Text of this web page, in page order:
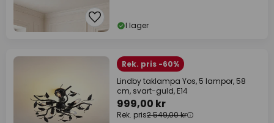
I lager
Rek. pris -60%
Lindby taklampa Yos, 5 lampor, 58
cm, svart-guld, E14
999,00 kr
Rek. pris2 549,00 kr